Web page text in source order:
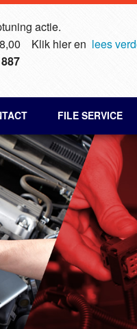
actie.
Klik hier en lees
FILE SERVICE